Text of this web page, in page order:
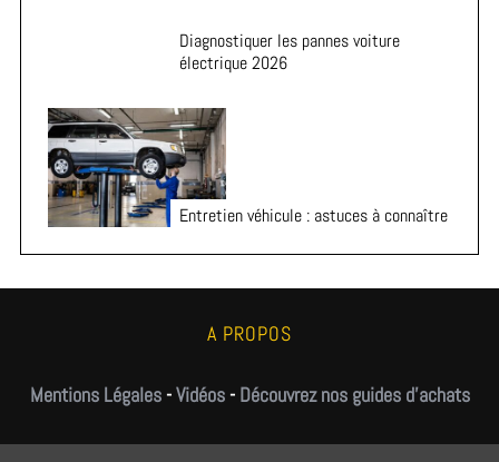
Diagnostiquer les pannes voiture
électrique 2026
Entretien véhicule : astuces à connaître
A PROPOS
Mentions Légales-Vidéos- Découvrez nos guides d'achats